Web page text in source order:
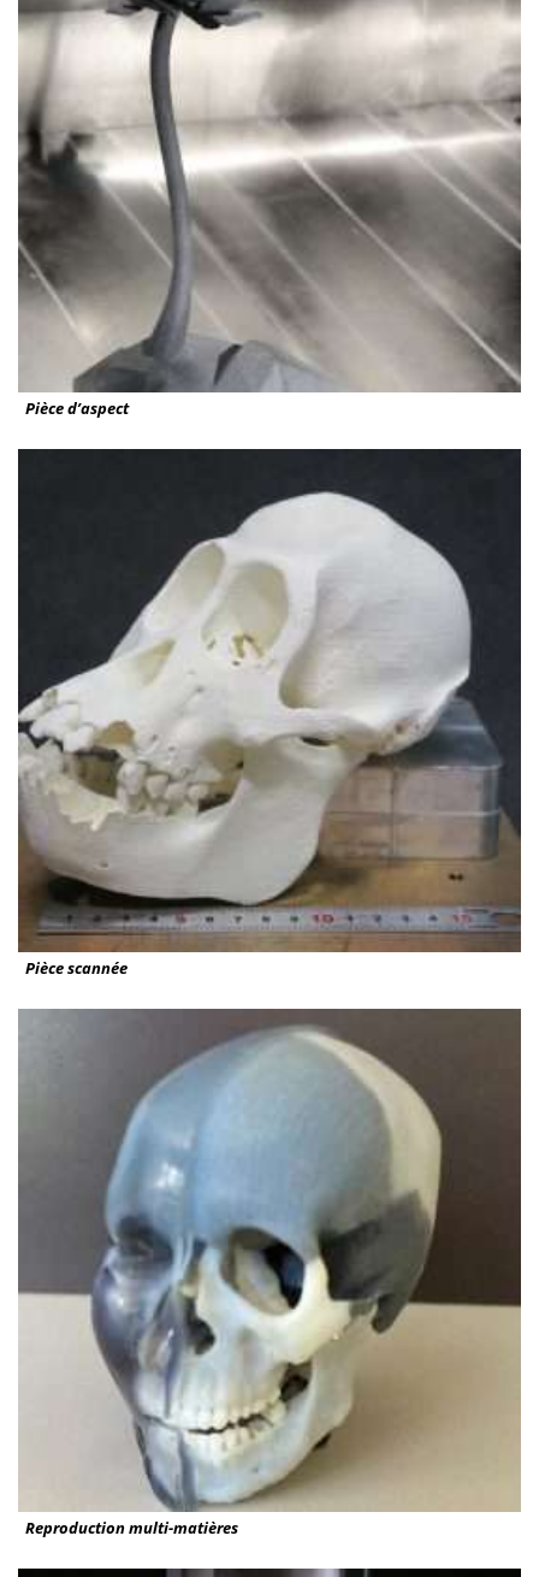
Pièce d’aspect
Pièce scannée
Reproduction multi-matières